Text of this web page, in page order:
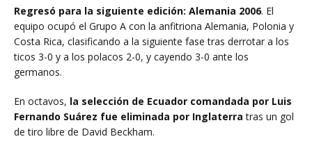
Regresó para la siguiente edición: Alemania 2006. El
equipo ocupó el Grupo A con la anfitriona Alemania, Polonia y
Costa Rica, clasificando a la siguiente fase tras derrotar a los
ticos 3-0 y a los polacos 2-0, y cayendo 3-0 ante los
germanos.
En octavos, la selección de Ecuador comandada por Luis
Fernando Suárez fue eliminada por Inglaterra tras un gol
de tiro libre de David Beckham.